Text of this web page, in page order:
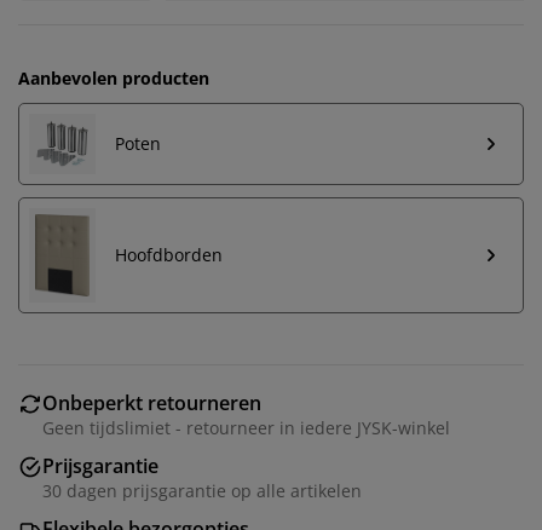
Aanbevolen producten
Poten
Hoofdborden
Onbeperkt retourneren
Geen tijdslimiet - retourneer in iedere JYSK-winkel
Prijsgarantie
30 dagen prijsgarantie op alle artikelen